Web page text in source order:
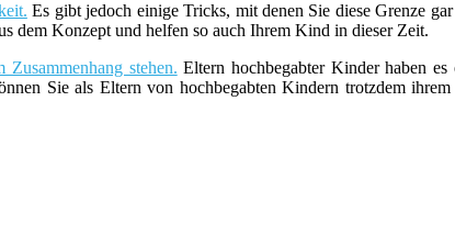
Es gibt jedoch einige Tricks, mit denen Sie diese Grenze
dem Konzept und helfen so auch Ihrem Kind in dieser Zeit.
stehen. Eltern hochbegabter Kinder haben
Sie als Eltern von hochbegabten Kindern trotzdem